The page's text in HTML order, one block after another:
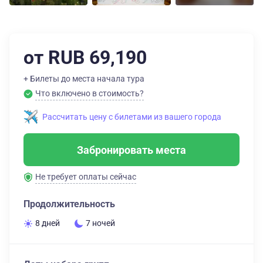
от RUB 69,190
+ Билеты до места начала тура
Что включено в стоимость?
Рассчитать цену с билетами из вашего города
Забронировать места
Не требует оплаты сейчас
Продолжительность
8 дней 7 ночей